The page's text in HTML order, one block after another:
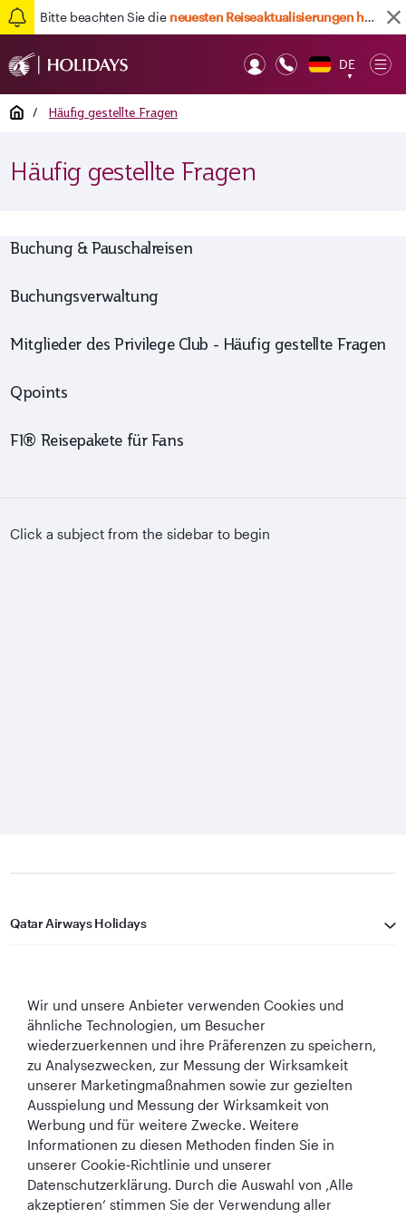
Bitte beachten Sie die neuesten Reiseaktualisierungen hier
DE
▼
Home / Häufig gestellte Fragen
Häufig gestellte Fragen
Buchung & Pauschalreisen
Buchungsverwaltung
Mitglieder des Privilege Club - Häufig gestellte Fragen
Qpoints
F1® Reisepakete für Fans
Click a subject from the sidebar to begin
Qatar Airways Holidays
In Verbindung bleiben
Middle East
World's Best
Airline
World's Best
Business Class
Lounge
Wir und unsere Anbieter verwenden Cookies und
ähnliche Technologien, um Besucher
wiederzuerkennen und ihre Präferenzen zu speichern,
zu Analysezwecken, zur Messung der Wirksamkeit
unserer Marketingmaßnahmen sowie zur gezielten
Ausspielung und Messung der Wirksamkeit von
Werbung und für weitere Zwecke. Weitere
Informationen zu diesen Methoden finden Sie in
unserer Cookie‑Richtlinie und unserer
Datenschutzerklärung. Durch die Auswahl von ‚Alle
akzeptieren‘ stimmen Sie der Verwendung aller